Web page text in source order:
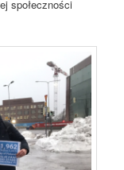
społeczności